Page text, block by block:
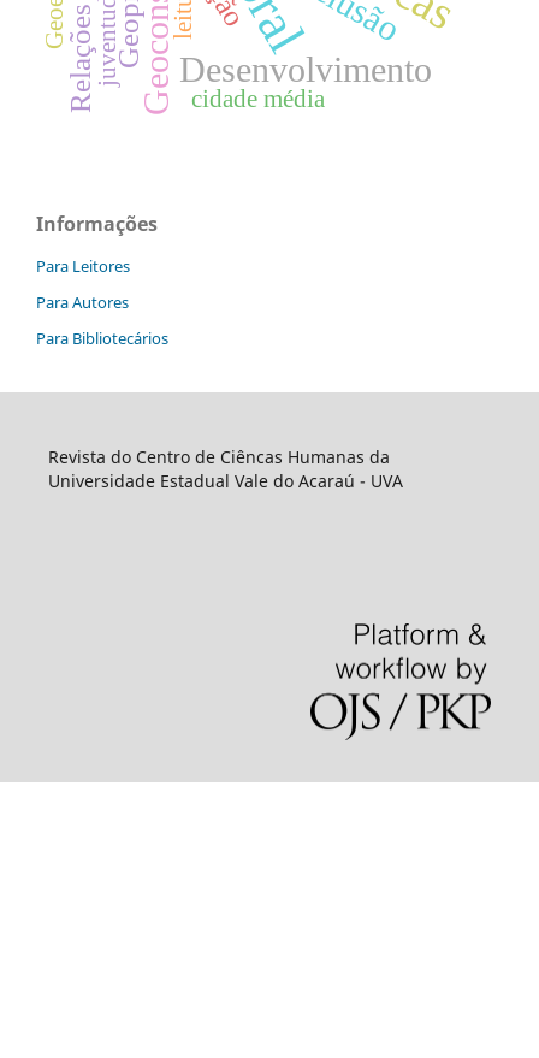
Desenvolvimento
juventude
cidade média
Informações
Para Leitores
Para Autores
Para Bibliotecários
Revista do Centro de Ciêncas Humanas da
Universidade Estadual Vale do Acaraú - UVA